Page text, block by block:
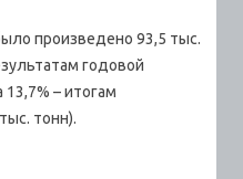
произведено 93,5 тыс.
годовой
13,7% – итогам
тонн).